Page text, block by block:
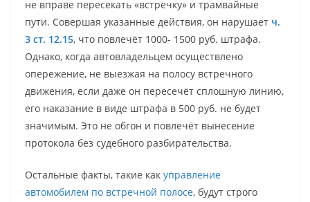
не вправе пересекать «встречку» и трамвайные
пути. Совершая указанные действия, он нарушает ч.
3 ст. 12.15, что повлечёт 1000- 1500 руб. штрафа.
Однако, когда автовладельцем осуществлено
опережение, не выезжая на полосу встречного
движения, если даже он пересечёт сплошную линию,
его наказание в виде штрафа в 500 руб. не будет
значимым. Это не обгон и повлечёт вынесение
протокола без судебного разбирательства.
Остальные факты, такие как управление
автомобилем по встречной полосе, будут строго